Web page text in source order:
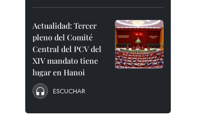
Actualidad: Tercer
pleno del Comité
Central del PCV del
XIV mandato tiene
lugar en Hanoi
ESCUCHAR